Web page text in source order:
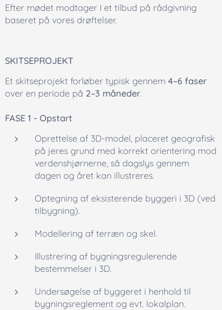
Efter mødet modtager I et tilbud på rådgivning
baseret på vores drøftelser.
SKITSEPROJEKT
Et skitseprojekt forløber typisk gennem 4–6 faser
over en periode på 2–3 måneder.
FASE 1 - Opstart
Oprettelse af 3D-model, placeret geografisk
på jeres grund med korrekt orientering mod
verdenshjørnerne, så dagslys gennem
dagen og året kan illustreres.
Optegning af eksisterende byggeri i 3D (ved
tilbygning).
Modellering af terræn og skel.
Illustrering af bygningsregulerende
bestemmelser i 3D.
Undersøgelse af byggeret i henhold til
bygningsreglement og evt. lokalplan.